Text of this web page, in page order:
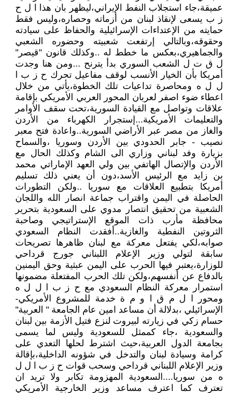
عميقة،جاء استجلاب النفط الإيراني،ليظهر بان هذا ا ل ح
ز ب يسعى لإنقاذ لبنان من أزماته وحصاره،وليس فقط
حمايته من الإعتداءات الإسرائيلية والحفاظ على سيادته
وحقوقه،وبالتالي إرتفعت شعبيته وحضوره الشعبي
والجماهيري،بعكس ما خطط له ..وكذلك قانون "قيصر"
ل ق ت ل الشعب السوري بدأ يترنح ...ومن هنا وجدت
أمريكا بأن الخيار الأنسب لوقف مفاعيل تحرك ح ز ب ا
ل ل ه ومحاصرة تداعيات تلك الخطوة،يأتي من خلال
اعطاء ضوء اصفر لعربان المحور العربي الأمريكي بإقامة
علاقات وتواصل مع القيادة السورية،تحت سقف الأوامر
والتعليمات الأمريكية...إستجرار الكهرباء من الأردن
والغاز من مصر عبر الأراضي السورية..واعادة فتح معبر
نصيب - جابر الحدودي بين الأردن وسوريا ،والسماح
بزيارة وفد لبناني وزاري الى الشام وكذلك الحال مع
الأردن والإتصال الهاتفي بين ولي العهد الإماراتي محمد
بن زايد مع الرئيس الأسد،دون أن يعني ذلك تسليم
أمريكا بتطبيع العلاقات مع سوريا ..ولكن التطورات
الحاصلة في اليمن واقتراب جماعة انصار الله واللجان
الشعبية من تحقيق انتصار مدوي على السعودية بتحرير
محافظة مأرب ذات الموقع الإستراتيجي وصاحبة
الثروتين النفطية والغازية..أفقدت النظام السعودي
صوابه،لكي يفتعل معركة مع لبنان ظاهرها تصريحات
سابقة لتولي وزير الإعلام اللبناني جورج قرداحي
للوزارة،يعتبر فيها الحرب على اليمن عبثية وحق اليمنين
بالدفاع عن أنفسهم،ولكن تلك الحرب المفتعلة مضمونها
استمرار معركة النظام السعودي مع ح ز ب ا ل ل ه
ومحور ا ل م ق ا و م ة خدمة للمشروع الأمريكي-
الإسرائيلي ،بدلالة أن مساعد امين عام الجامعة " العربية"
حسام زكي في زيارته لبيروت لنزع فتيل الأزمة بين لبنان
والسعودية ،جاء كممثل للسعودية وليس لما يسمى
بجامعة الدول العربية،حيث اشترط لحلها التعدي على
كرامة وسيادة لبنان والتدخل في شؤونه الداخلية،بإقالة
وزير الإعلام اللبناني قرداحي وسحب قوات ح ز ب ا ل ل
ه من سوريا....السعودية المهزومة تكابر ولا تريد ان
تعترف كما اعترف مساعد وزير الخارجية الأمريكي